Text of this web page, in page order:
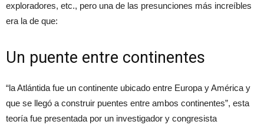
exploradores, etc., pero una de las presunciones más increíbles
era la de que:
Un puente entre continentes
“la Atlántida fue un continente ubicado entre Europa y América y
que se llegó a construir puentes entre ambos continentes”, esta
teoría fue presentada por un investigador y congresista